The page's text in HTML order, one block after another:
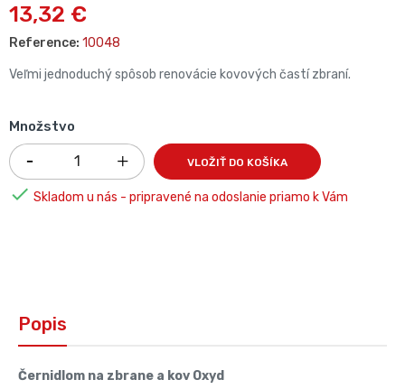
13,32 €
Reference: 10048
Veľmi jednoduchý spôsob renovácie kovových častí zbraní.
Množstvo
VLOŽIŤ DO KOŠÍKA
 Skladom u nás - pripravené na odoslanie priamo k Vám
Popis
Černidlom na zbrane a kov Oxyd